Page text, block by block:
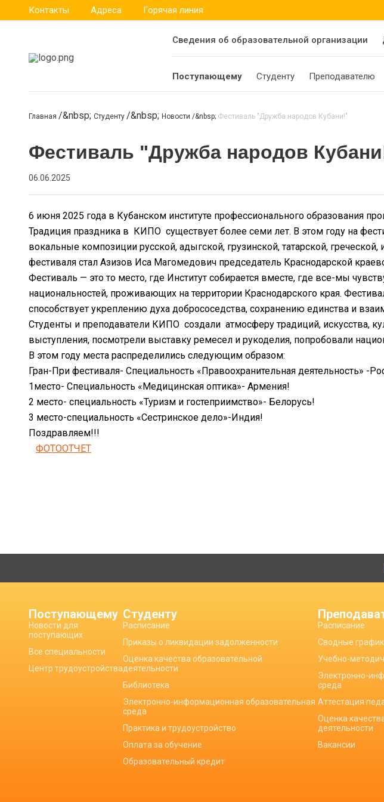
Контакты Адреса Горячая линия
Сведения об образовательной организации
Поступающему Студенту Преподавателю
Главная Студенту Новости Фестиваль "Дружба народов Кубани!"
Фестиваль "Дружба народов
06.06.2025
6 июня 2025 года в Кубанском институте профессионального образования
Традиция праздника в КИПО существует более семи лет. В этом году на
вокальные композиции русской, адыгской, грузинской, татарской,
фестиваля стал Азизов Иса Магомедович председатель Краснодарской
Фестиваль — это то место, где Институт собирается вместе, где все-мы
национальностей, проживающих на территории Краснодарского края.
способствует укреплению духа добрососедства, сохранению единства и
Студенты и преподаватели КИПО создали атмосферу традиций, искусства,
выступления, посмотрели выставку ремесел и рукоделия, попробовали
В этом году места распределились следующим образом:
Гран-При фестиваля- Специальность «Правоохранительная деятельность» -
1место- Специальность «Медицинская оптика»- Армения!
2 место- специальность «Туризм и гостеприимство»- Белорусь!
3 место-специальность «Сестринское дело»-Индия!
Поздравляем!!!
ФОТООТЧЕТ
Поступающему
Новости для
поступающих
Все специальности
Центр трудоустройства
Студенту
Расписание
Приказы о ликвидации задолженности
Оценка качества образовательной
деятельности
Библиотека
Электронно-информационная образовательная
среда
Практика и трудоустройство
Оплата за обучение
Образовательный кредит
Расписание
Сводные
Учебно-
Электронно-
среда
Аттестация
Оценка
деятельности
Вакансии